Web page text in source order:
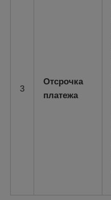
3
Отсрочка
платежа